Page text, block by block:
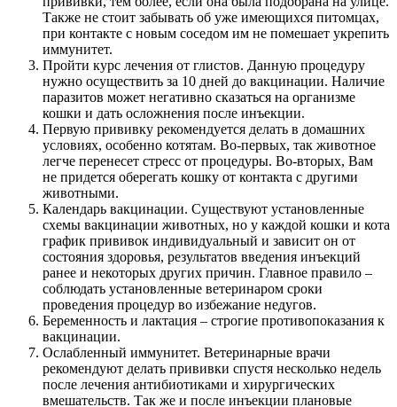
Также не стоит забывать об уже имеющихся питомцах,
при контакте с новым соседом им не помешает укрепить
иммунитет.
Пройти курс лечения от глистов. Данную процедуру
нужно осуществить за 10 дней до вакцинации. Наличие
паразитов может негативно сказаться на организме
кошки и дать осложнения после инъекции.
Первую прививку рекомендуется делать в домашних
условиях, особенно котятам. Во-первых, так животное
легче перенесет стресс от процедуры. Во-вторых, Вам
не придется оберегать кошку от контакта с другими
животными.
Календарь вакцинации. Существуют установленные
схемы вакцинации животных, но у каждой кошки и кота
график прививок индивидуальный и зависит он от
состояния здоровья, результатов введения инъекций
ранее и некоторых других причин. Главное правило –
соблюдать установленные ветеринаром сроки
проведения процедур во избежание недугов.
Беременность и лактация – строгие противопоказания к
вакцинации.
Ослабленный иммунитет. Ветеринарные врачи
рекомендуют делать прививки спустя несколько недель
после лечения антибиотиками и хирургических
вмешательств. Так же и после инъекции плановые